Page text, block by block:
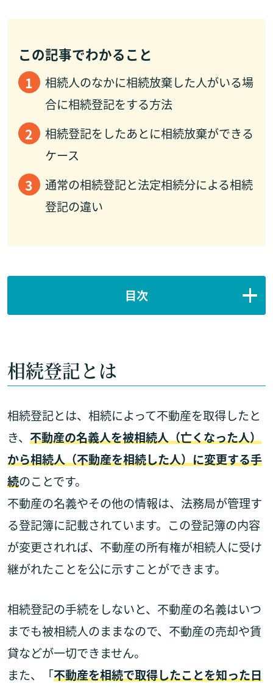
この記事でわかること
相続人のなかに相続放棄した人がいる場
合に相続登記をする方法
相続登記をしたあとに相続放棄ができる
ケース
通常の相続登記と法定相続分による相続
登記の違い
目次
相続登記とは
相続登記とは、相続によって不動産を取得したと
き、 不動産の名義人を被相続人（亡くなった人）
から相続人（不動産を相続した人）に変更する手
続のことです。
不動産の名義やその他の情報は、法務局が管理す
る登記簿に記載されています。この登記簿の内容
が変更されれば、不動産の所有権が相続人に受け
継がれたことを公に示すことができます。
相続登記の手続をしないと、不動産の名義はいつ
までも被相続人のままなので、不動産の売却や賃
貸などが一切できません。
また、「不動産を相続で取得したことを知った日